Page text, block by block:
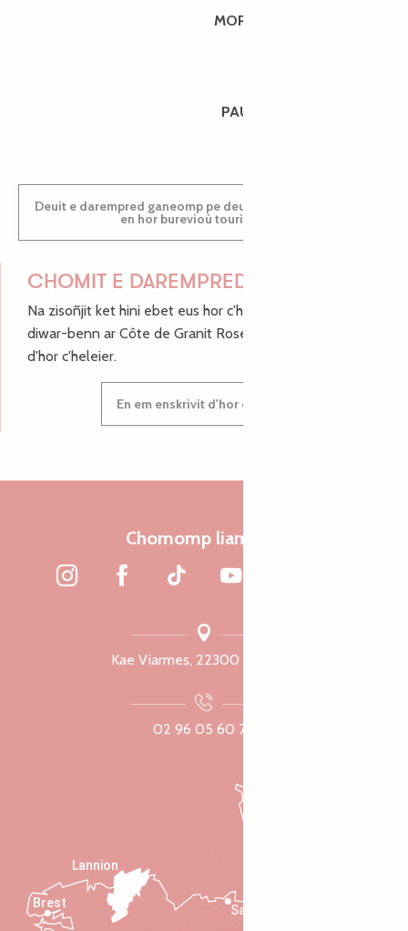
MORGANE
PAULINE
Deuit e darempred ganeomp pe deuit da welet ac'hanomp
en hor burevioù touristerezh
CHOMIT E DAREMPRED !
Na zisoñjit ket hini ebet eus hor c'hinnigoù mat ha keleier
diwar-benn ar Côte de Granit Rose, enskrivit hoc'h anv
d'hor c'heleier.
En em enskrivit d'hor c'heleier
Chomomp liammet
Kae Viarmes, 22300 Lannuon
02 96 05 60 70
Saint-Malo
Lannion
Brest